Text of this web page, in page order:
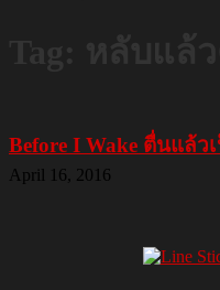
Before I Wake ตื่นแล้
April 16, 2016